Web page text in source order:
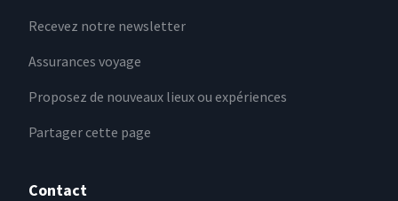
Recevez notre newsletter
Assurances voyage
Proposez de nouveaux lieux ou expériences
Partager cette page
Contact